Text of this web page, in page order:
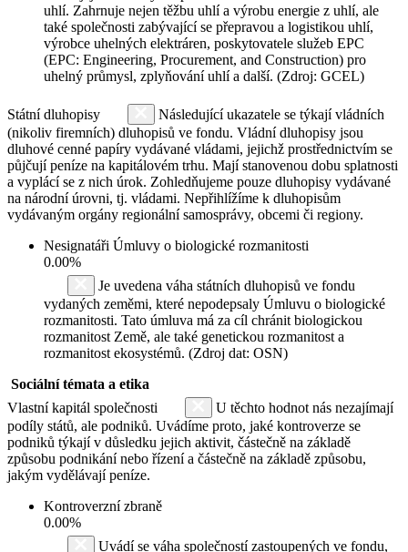
uhlí. Zahrnuje nejen těžbu uhlí a výrobu energie z uhlí, ale
také společnosti zabývající se přepravou a logistikou uhlí,
výrobce uhelných elektráren, poskytovatele služeb EPC
(EPC: Engineering, Procurement, and Construction) pro
uhelný průmysl, zplyňování uhlí a další. (Zdroj: GCEL)
Státní dluhopisy
Následující ukazatele se týkají vládních
(nikoliv firemních) dluhopisů ve fondu. Vládní dluhopisy jsou
dluhové cenné papíry vydávané vládami, jejichž prostřednictvím se
půjčují peníze na kapitálovém trhu. Mají stanovenou dobu splatnosti
a vyplácí se z nich úrok. Zohledňujeme pouze dluhopisy vydávané
na národní úrovni, tj. vládami. Nepřihlížíme k dluhopisům
vydávaným orgány regionální samosprávy, obcemi či regiony.
Nesignatáři Úmluvy o biologické rozmanitosti
0.00%
Je uvedena váha státních dluhopisů ve fondu
vydaných zeměmi, které nepodepsaly Úmluvu o biologické
rozmanitosti. Tato úmluva má za cíl chránit biologickou
rozmanitost Země, ale také genetickou rozmanitost a
rozmanitost ekosystémů. (Zdroj dat: OSN)
Sociální témata a etika
Vlastní kapitál společnosti
U těchto hodnot nás nezajímají
podíly států, ale podniků. Uvádíme proto, jaké kontroverze se
podniků týkají v důsledku jejich aktivit, částečně na základě
způsobu podnikání nebo řízení a částečně na základě způsobu,
jakým vydělávají peníze.
Kontroverzní zbraně
0.00%
Uvádí se váha společností zastoupených ve fondu,